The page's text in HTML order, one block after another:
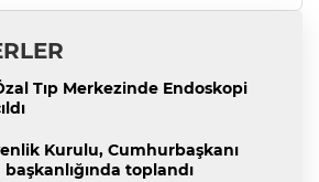
Tıp Merkezinde Endoskopi
Kurulu, Cumhurbaşkanı
toplandı